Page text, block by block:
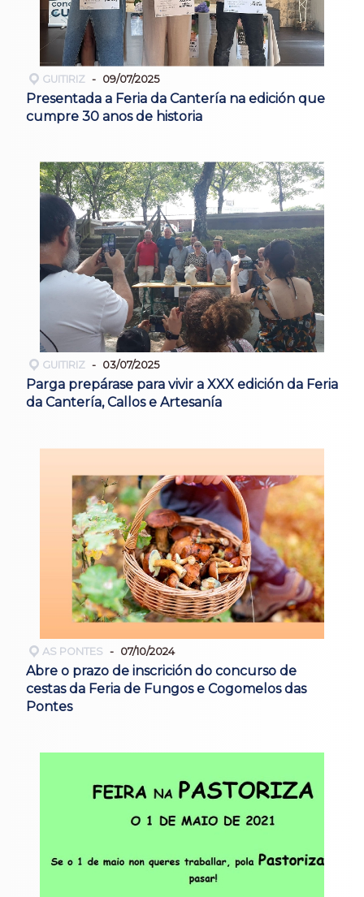
GUITIRIZ 09/07/2025
Presentada a Feria da Cantería na edición que
cumpre 30 anos de historia
GUITIRIZ 03/07/2025
Parga prepárase para vivir a XXX edición da Feria
da Cantería, Callos e Artesanía
AS PONTES 07/10/2024
Abre o prazo de inscrición do concurso de
cestas da Feria de Fungos e Cogomelos das
Pontes